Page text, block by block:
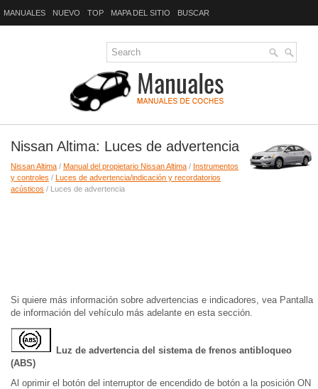
MANUALES NUEVO TOP MAPA DEL SITIO BUSCAR
Nissan Altima: Luces de advertencia
Nissan Altima / Manual del propietario Nissan Altima / Instrumentos
y controles / Luces de advertencia/indicación y recordatorios
acústicos / Luces de advertencia
Si quiere más información sobre advertencias e indicadores, vea Pantalla
de información del vehículo más adelante en esta sección.
Luz de advertencia del sistema de frenos antibloqueo
(ABS)
Al oprimir el botón del interruptor de encendido de botón a la posición ON